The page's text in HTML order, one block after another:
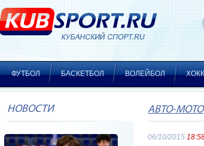
ФУТБОЛ БАСКЕТБОЛ ВОЛЕЙБОЛ
НОВОСТИ АВТО-МОТО
06/10/2015